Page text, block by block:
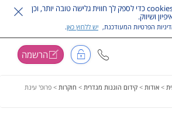
האתר עושה שימוש ב-cookies כדי לספק לך חווית גלישה טובה יותר, וכן
ושיווק.
יש ללחוץ כאן.
הרשמה
> אודות > קידום הוגנות מגדרית > חוקרות > פרופ' עינת